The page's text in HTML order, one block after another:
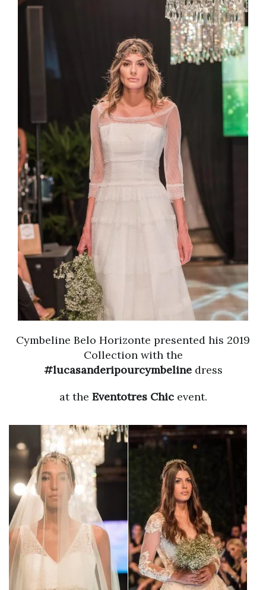
Cymbeline Belo Horizonte presented his 2019
Collection with the
#lucasanderipourcymbelinedress
at the Eventotres Chicevent.